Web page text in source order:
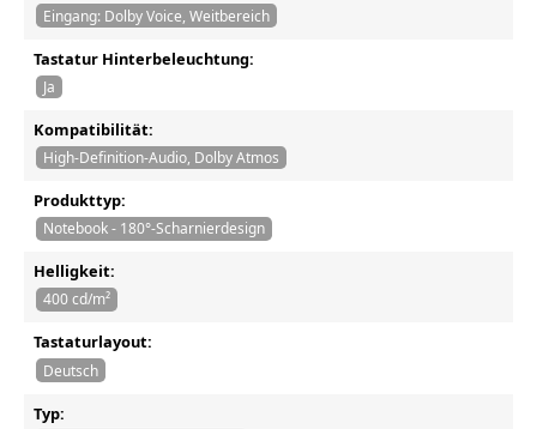
Eingang: Dolby Voice, Weitbereich
Tastatur Hinterbeleuchtung:
Ja
Kompatibilität:
High-Definition-Audio, Dolby Atmos
Produkttyp:
Notebook - 180°-Scharnierdesign
Helligkeit:
400 cd/m²
Tastaturlayout:
Deutsch
Typ: